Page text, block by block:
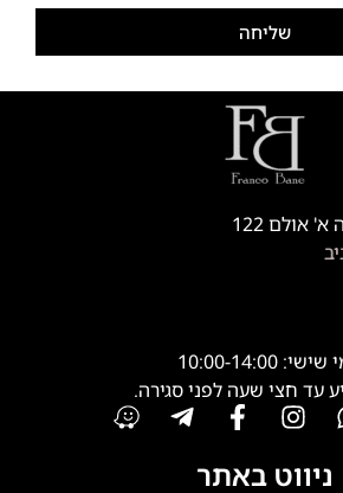
שליחה
אולם 122
עד חצי שעה לפני סגירה.
ניווט באתר